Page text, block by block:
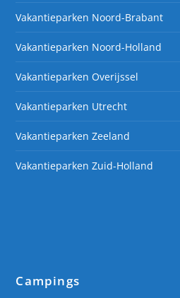
Vakantieparken Noord-Brabant
Vakantieparken Noord-Holland
Vakantieparken Overijssel
Vakantieparken Utrecht
Vakantieparken Zeeland
Vakantieparken Zuid-Holland
Campings